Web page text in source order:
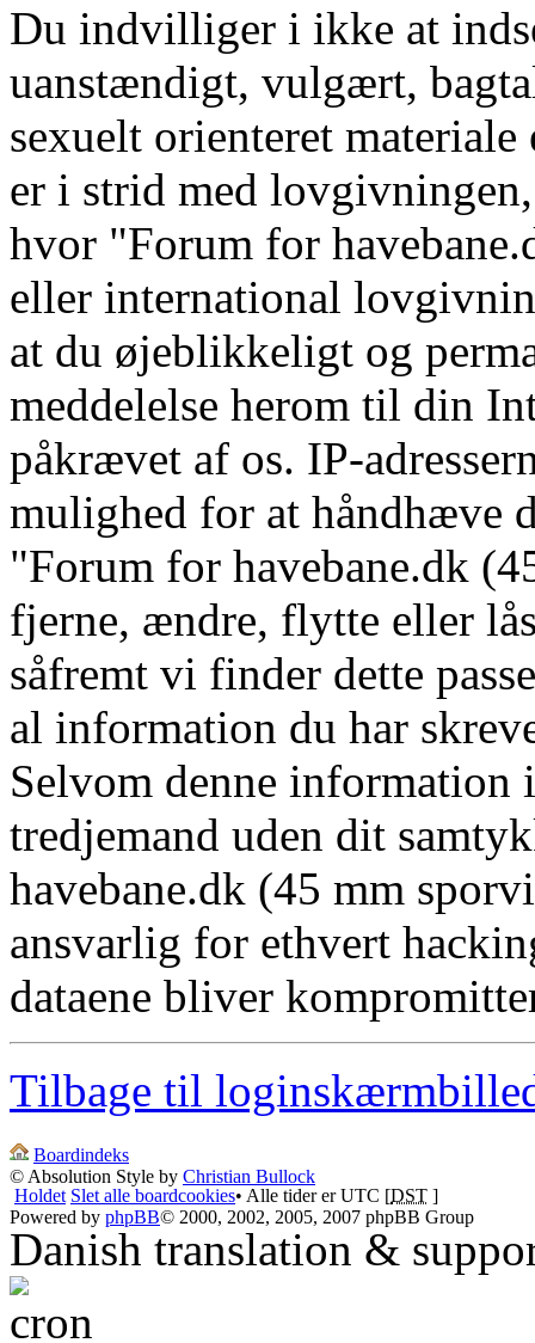
Du indvilliger i ikke at
uanstændigt, vulgært,
sexuelt orienteret
er i strid med
hvor "Forum for
eller international
at du øjeblikkeligt og
meddelelse herom til din
påkrævet af os. IP-
mulighed for at håndhæve
"Forum for havebane.dk
fjerne, ændre, flytte eller
såfremt vi finder dette
al information du har
Selvom denne
tredjemand uden dit
havebane.dk (45 mm
ansvarlig for ethvert
dataene bliver
Tilbage til
Boardindeks
© Absolution Style by Christian Bullock
Holdet Slet alle boardcookies• Alle tider er UTC [DST ]
Powered by phpBB© 2000, 2002, 2005, 2007 phpBB Group
Danish translation &